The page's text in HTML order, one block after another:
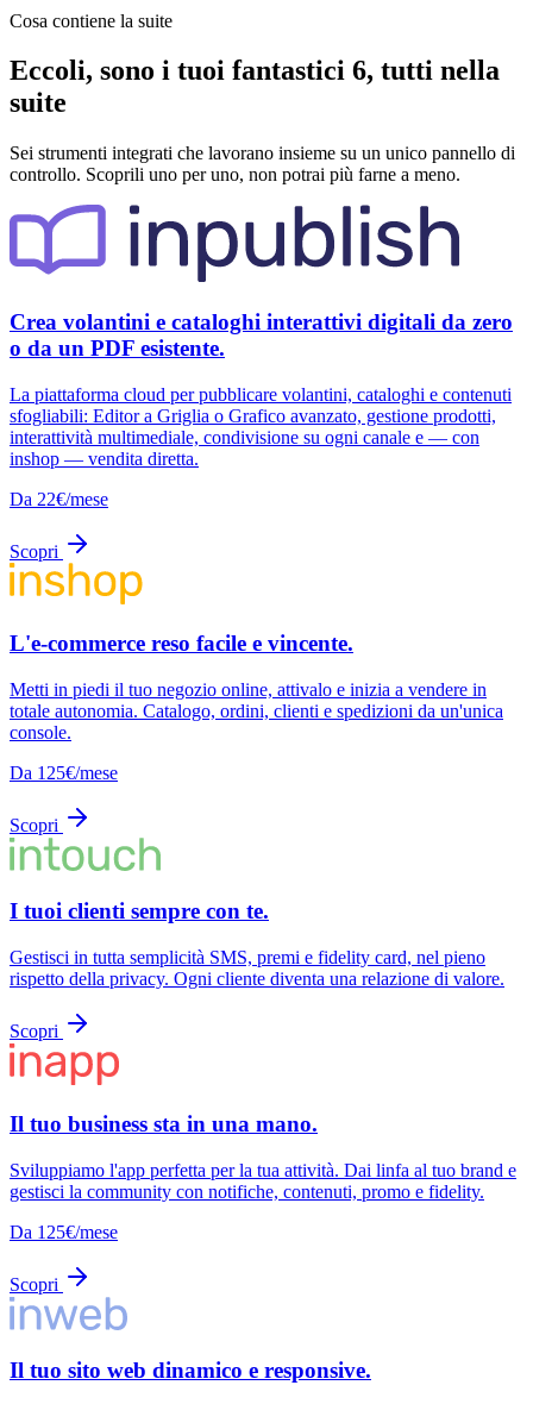
Cosa contiene la suite
Eccoli, sono i tuoi fantastici 6, tutti nella
suite
Sei strumenti integrati che lavorano insieme su un unico pannello di
controllo. Scoprili uno per uno, non potrai più farne a meno.
Crea volantini e cataloghi interattivi digitali da zero
o da un PDF esistente.
La piattaforma cloud per pubblicare volantini, cataloghi e contenuti
sfogliabili: Editor a Griglia o Grafico avanzato, gestione prodotti,
interattività multimediale, condivisione su ogni canale e — con
inshop — vendita diretta.
Da 22€/mese
Scopri
L'e-commerce reso facile e vincente.
Metti in piedi il tuo negozio online, attivalo e inizia a vendere in
totale autonomia. Catalogo, ordini, clienti e spedizioni da un'unica
console.
Da 125€/mese
Scopri
I tuoi clienti sempre con te.
Gestisci in tutta semplicità SMS, premi e fidelity card, nel pieno
rispetto della privacy. Ogni cliente diventa una relazione di valore.
Scopri
Il tuo business sta in una mano.
Sviluppiamo l'app perfetta per la tua attività. Dai linfa al tuo brand e
gestisci la community con notifiche, contenuti, promo e fidelity.
Da 125€/mese
Scopri
Il tuo sito web dinamico e responsive.